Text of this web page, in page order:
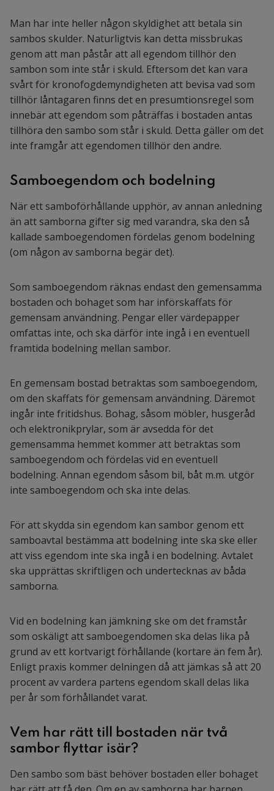
Man har inte heller någon skyldighet att betala sin
sambos skulder. Naturligtvis kan detta missbrukas
genom att man påstår att all egendom tillhör den
sambon som inte står i skuld. Eftersom det kan vara
svårt för kronofogdemyndigheten att bevisa vad som
tillhör låntagaren finns det en presumtionsregel som
innebär att egendom som påträffas i bostaden antas
tillhöra den sambo som står i skuld. Detta gäller om det
inte framgår att egendomen tillhör den andre.
Samboegendom och bodelning
När ett samboförhållande upphör, av annan anledning
än att samborna gifter sig med varandra, ska den så
kallade samboegendomen fördelas genom bodelning
(om någon av samborna begär det).
Som samboegendom räknas endast den gemensamma
bostaden och bohaget som har införskaffats för
gemensam användning. Pengar eller värdepapper
omfattas inte, och ska därför inte ingå i en eventuell
framtida bodelning mellan sambor.
En gemensam bostad betraktas som samboegendom,
om den skaffats för gemensam användning. Däremot
ingår inte fritidshus. Bohag, såsom möbler, husgeråd
och elektronikprylar, som är avsedda för det
gemensamma hemmet kommer att betraktas som
samboegendom och fördelas vid en eventuell
bodelning. Annan egendom såsom bil, båt m.m. utgör
inte samboegendom och ska inte delas.
För att skydda sin egendom kan sambor genom ett
samboavtal bestämma att bodelning inte ska ske eller
att viss egendom inte ska ingå i en bodelning. Avtalet
ska upprättas skriftligen och undertecknas av båda
samborna.
Vid en bodelning kan jämkning ske om det framstår
som oskäligt att samboegendomen ska delas lika på
grund av ett kortvarigt förhållande (kortare än fem år).
Enligt praxis kommer delningen då att jämkas så att 20
procent av vardera partens egendom skall delas lika
per år som förhållandet varat.
Vem har rätt till bostaden när två
sambor flyttar isär?
Den sambo som bäst behöver bostaden eller bohaget